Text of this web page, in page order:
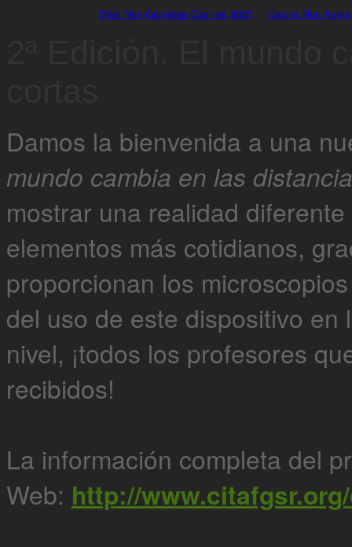
Best Non Gamstop Casinos 2025 Casino Non Aams
Damos la bienvenida a una
mundo cambia en las
mostrar una realidad
elementos más cotidianos,
proporcionan los
del uso de este dispositivo
nivel, ¡todos los profesores
recibidos!
La información completa del
Web: http://